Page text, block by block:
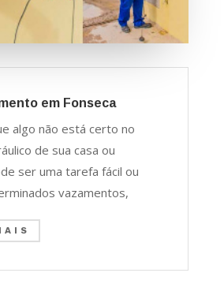
em Fonseca
algo não está certo no
de sua casa ou
ser uma tarefa fácil ou
vazamentos,